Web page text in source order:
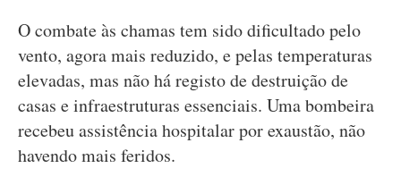
O combate às chamas tem sido dificultado pelo
vento, agora mais reduzido, e pelas temperaturas
elevadas, mas não há registo de destruição de
casas e infraestruturas essenciais. Uma bombeira
recebeu assistência hospitalar por exaustão, não
havendo mais feridos.